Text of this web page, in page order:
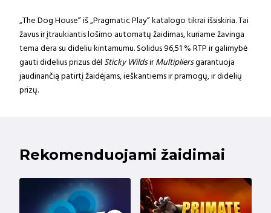
„The Dog House” iš „Pragmatic Play” katalogo tikrai išsiskiria. Tai
žavus ir įtraukiantis lošimo automatų žaidimas, kuriame žavinga
tema dera su dideliu kintamumu. Solidus 96,51 % RTP ir galimybė
gauti didelius prizus dėl Sticky WildsirMultipliersgarantuoja
jaudinančią patirtį žaidėjams, ieškantiems ir pramogų, ir didelių
prizų.
Rekomenduojami žaidimai